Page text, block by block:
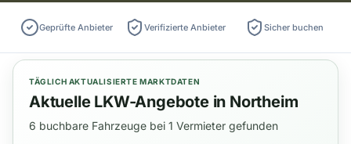
Geprüfte Anbieter Verifizierte Anbieter Sicher buchen
TÄGLICH AKTUALISIERTE MARKTDATEN
Aktuelle LKW-Angebote in Northeim
6 buchbare Fahrzeuge bei 1 Vermieter gefunden